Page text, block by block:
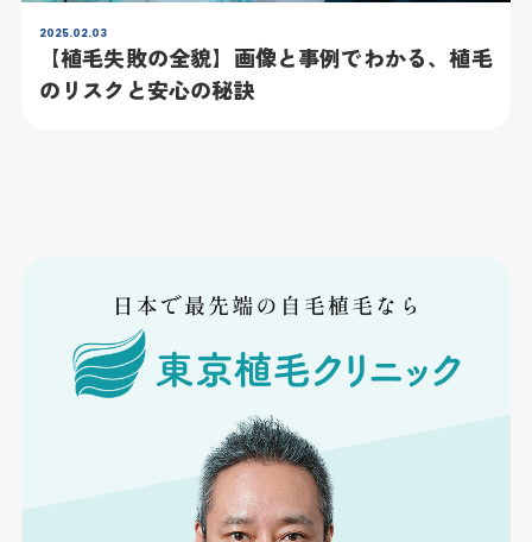
2025.02.03
【植毛失敗の全貌】画像と事例でわかる、植毛
のリスクと安心の秘訣